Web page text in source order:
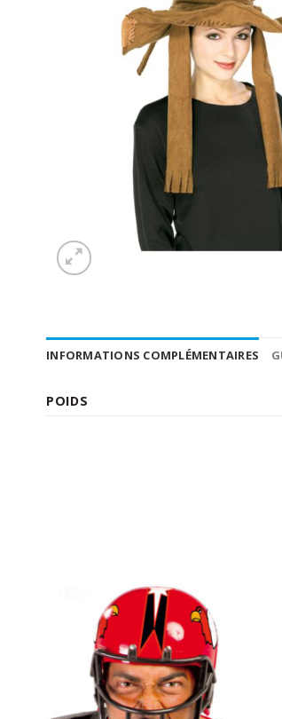
INFORMATIONS COMPLÉMENTAIRES
POIDS